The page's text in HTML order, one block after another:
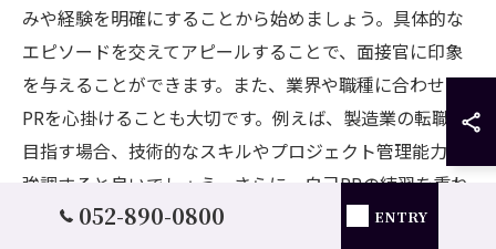
みや経験を明確にすることから始めましょう。具体的な
エピソードを交えてアピールすることで、面接官に印象
を与えることができます。また、業界や職種に合わせた
PRを心掛けることも大切です。例えば、製造業の転職を
目指す場合、技術的なスキルやプロジェクト管理能力を
強調すると良いでしょう。さらに、自己PRの練習を重ね
ることで、自信を持って面接に臨むことができるように
052-890-0800 ENTRY